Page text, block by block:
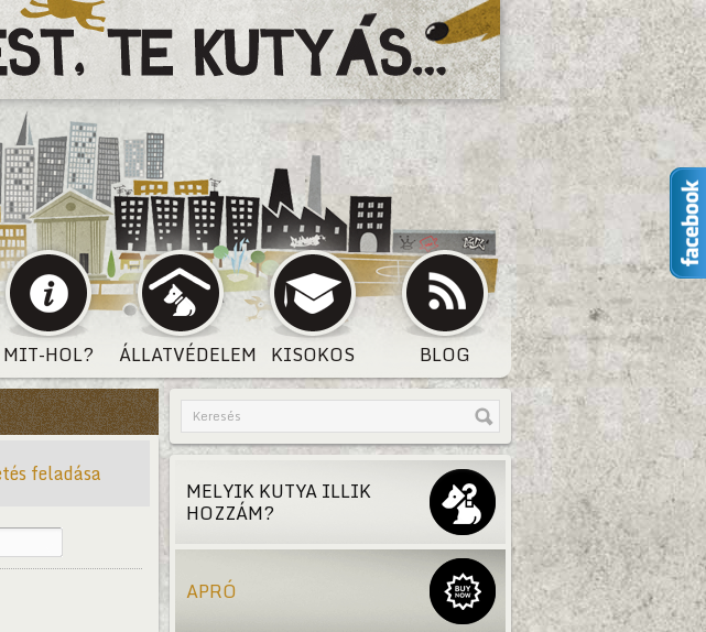
MIT-HOL? ÁLLATVÉDELEM KISOKOS BLOG
feladása
MELYIK KUTYA ILLIK
HOZZÁM?
APRÓ